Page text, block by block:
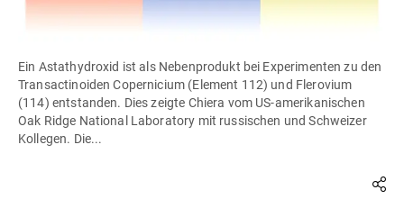
Ein Astathydroxid ist als Nebenprodukt bei Experimenten zu den
Transactinoiden Copernicium (Element 112) und Flerovium
(114) entstanden. Dies zeigte Chiera vom US-amerikanischen
Oak Ridge National Laboratory mit russischen und Schweizer
Kollegen. Die...